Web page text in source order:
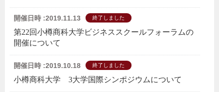
開催日時 :2019.11.13 終了しました
第22回小樽商科大学ビジネススクールフォーラムの
開催について
開催日時 :2019.10.18 終了しました
小樽商科大学 3大学国際シンポジウムについて